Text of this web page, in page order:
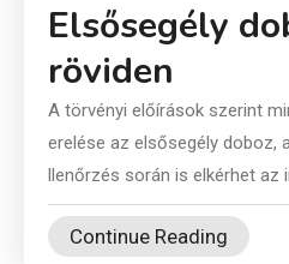
Elsősegély
röviden
A törvényi előírások szerint
erelése az elsősegély doboz,
llenőrzés során is elkérhet az
Continue Reading